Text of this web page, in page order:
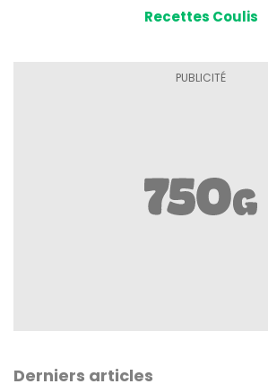
Recettes Coulis
Derniers articles